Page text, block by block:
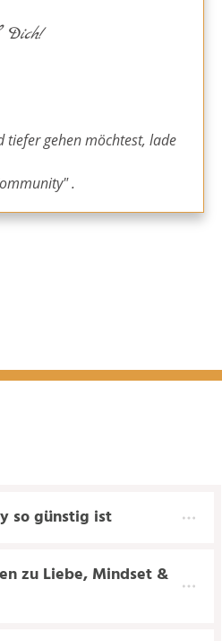
Dich!
tiefer gehen möchtest, lade
.
so günstig ist
zu Liebe, Mindset &